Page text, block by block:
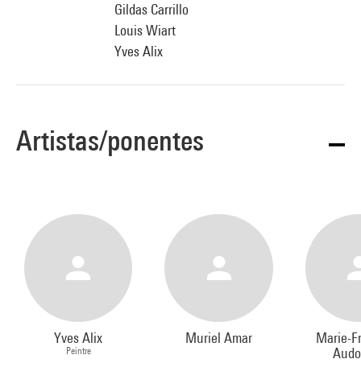
Gildas Carrillo
Louis Wiart
Yves Alix
Artistas/ponentes
Yves Alix
Peintre
Muriel Amar
Marie-